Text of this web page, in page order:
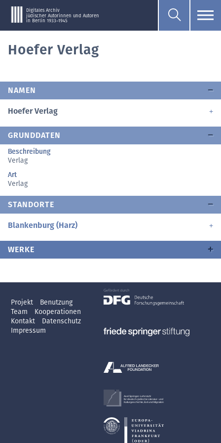
Digitales Archiv
jüdischer Autorinnen und Autoren
in Berlin 1933–1945
Hoefer Verlag
NAMEN
Hoefer Verlag
GRUNDDATEN
Beschreibung
Verlag
Art
Verlag
STANDORTE
Blankenburg (Harz)
WERKE
Projekt
Benutzung
Team
Kooperationen
Kontakt
Datenschutz
Impressum
Axel Springer-Lehrstuhl
für deutsch-jüdische Literatur- und
Kulturgeschichte, Exil und Migration